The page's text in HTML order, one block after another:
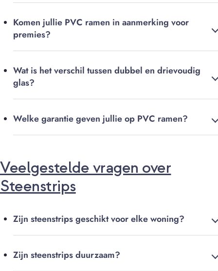
Komen jullie PVC ramen in aanmerking voor
premies?
Wat is het verschil tussen dubbel en drievoudig
glas?
Welke garantie geven jullie op PVC ramen?
Veelgestelde vragen over
Steenstrips
Zijn steenstrips geschikt voor elke woning?
Zijn steenstrips duurzaam?